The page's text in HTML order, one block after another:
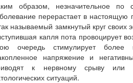
образом, незначительное по
перерастает в
называемый замкнутый круг
капля пота провоцирует
очередь стимулирует более
напряжение и
к нервному срыву или
ситуаций.